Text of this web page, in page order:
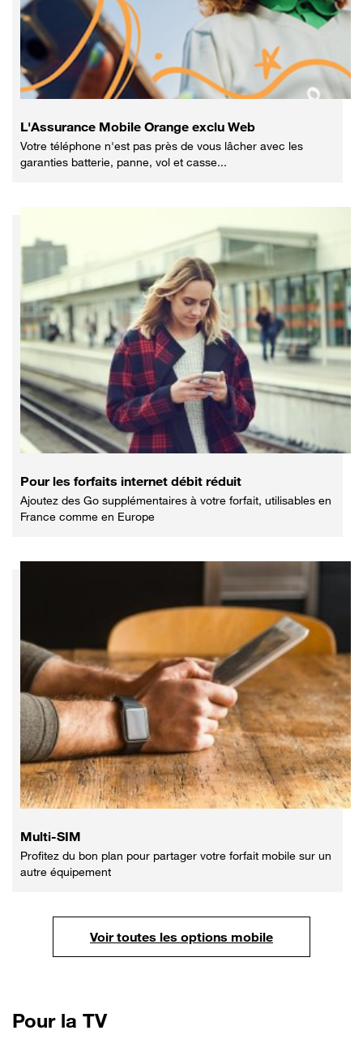
L'Assurance Mobile Orange exclu Web
Votre téléphone n'est pas près de vous lâcher avec les
garanties batterie, panne, vol et casse...
Pour les forfaits internet débit réduit
Ajoutez des Go supplémentaires à votre forfait, utilisables en
France comme en Europe
Multi-SIM
Profitez du bon plan pour partager votre forfait mobile sur un
autre équipement
Voir toutes les options mobile
Pourla TV